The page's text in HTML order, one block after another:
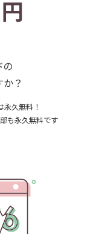
の
？
永久無料！
も永久無料です